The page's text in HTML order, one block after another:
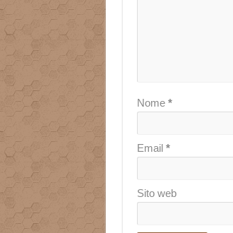
Nome *
Email *
Sito web